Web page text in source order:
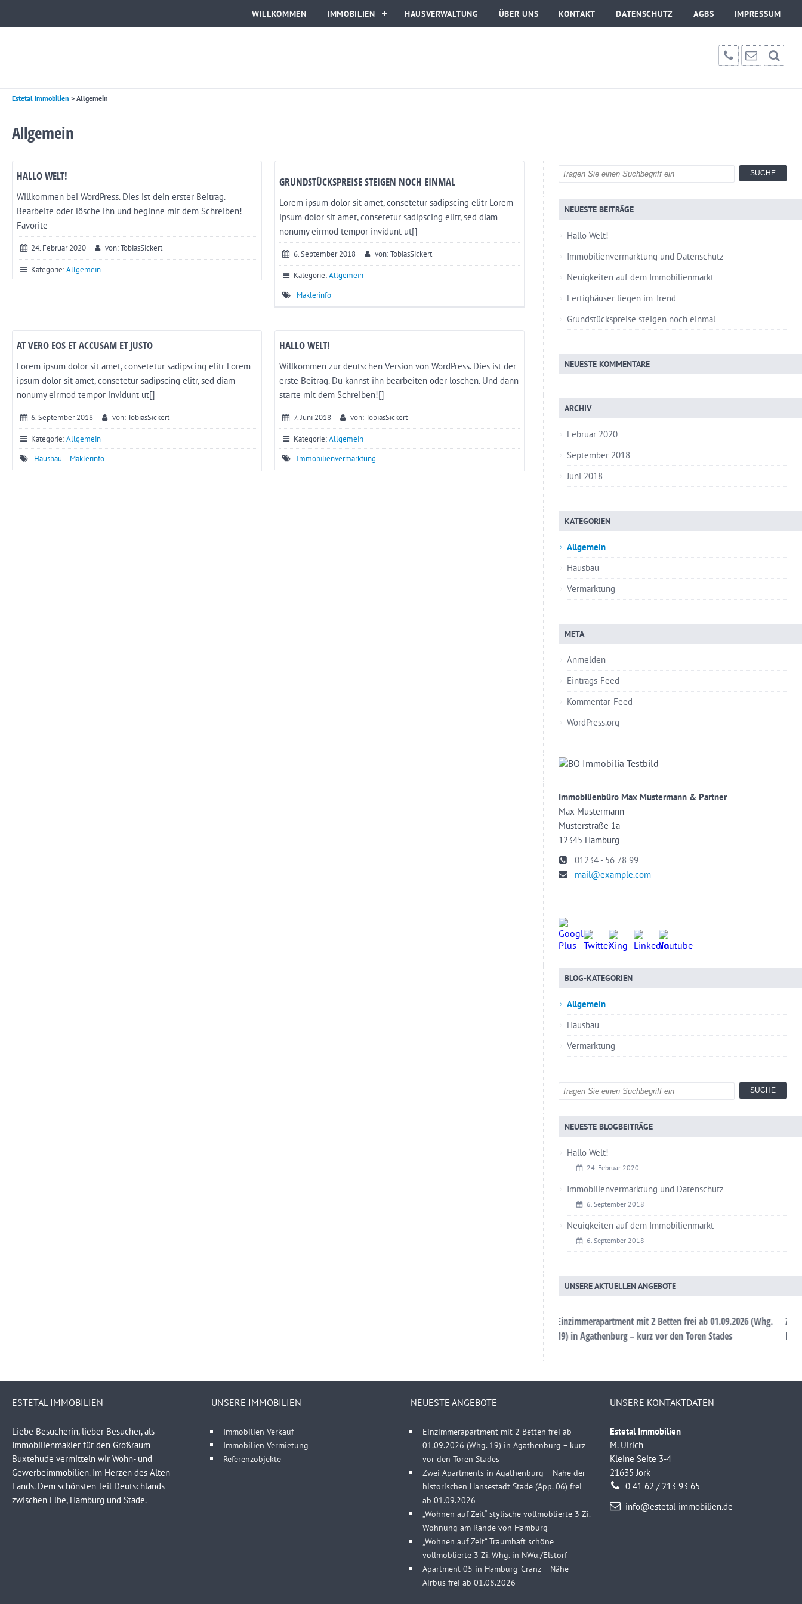
WILLKOMMEN IMMOBILIEN HAUSVERWALTUNG ÜBER UNS KONTAKT DATENSCHUTZ AGBS IMPRESSUM
Estetal Immobilien > Allgemein
Allgemein
HALLO WELT!
Willkommen bei WordPress. Dies ist dein erster Beitrag.
Bearbeite oder lösche ihn und beginne mit dem Schreiben!
Favorite
24. Februar 2020 von: TobiasSickert
Kategorie:Allgemein
GRUNDSTÜCKSPREISE STEIGEN NOCH EINMAL
Lorem ipsum dolor sit amet, consetetur sadipscing elitr Lorem
ipsum dolor sit amet, consetetur sadipscing elitr, sed diam
nonumy eirmod tempor invidunt ut[]
6. September 2018 von: TobiasSickert
Kategorie:Allgemein
Maklerinfo
AT VERO EOS ET ACCUSAM ET JUSTO
Lorem ipsum dolor sit amet, consetetur sadipscing elitr Lorem
ipsum dolor sit amet, consetetur sadipscing elitr, sed diam
nonumy eirmod tempor invidunt ut[]
6. September 2018 von: TobiasSickert
Kategorie:Allgemein
Hausbau
Maklerinfo
HALLO WELT!
Willkommen zur deutschen Version von WordPress. Dies ist der
erste Beitrag. Du kannst ihn bearbeiten oder löschen. Und dann
starte mit dem Schreiben![]
7. Juni 2018 von: TobiasSickert
Kategorie:Allgemein
Immobilienvermarktung
NEUESTE BEITRÄGE
Hallo Welt!
Immobilienvermarktung und Datenschutz
Neuigkeiten auf dem Immobilienmarkt
Fertighäuser liegen im Trend
Grundstückspreise steigen noch einmal
NEUESTE KOMMENTARE
ARCHIV
Februar 2020
September 2018
Juni 2018
KATEGORIEN
Allgemein
Hausbau
Vermarktung
META
Anmelden
Eintrags-Feed
Kommentar-Feed
WordPress.org
Immobilienbüro Max Mustermann & Partner
Max Mustermann
Musterstraße 1a
12345 Hamburg
01234 - 56 78 99
mail@example.com
BLOG-KATEGORIEN
Allgemein
Hausbau
Vermarktung
NEUESTE BLOGBEITRÄGE
Hallo Welt!
24. Februar 2020
Immobilienvermarktung und Datenschutz
6. September 2018
Neuigkeiten auf dem Immobilienmarkt
6. September 2018
UNSERE AKTUELLEN ANGEBOTE
Einzimmerapartment mit 2 Betten frei ab 01.09.2026 (Whg.
Zwei Apartments in Agathenburg – Nahe der historischen
Hansestadt Stade (App. 06) frei ab 01.09.2026
ESTETAL IMMOBILIEN
Liebe Besucherin, lieber Besucher, als
Immobilienmakler für den Großraum
Buxtehude vermitteln wir Wohn- und
Gewerbeimmobilien. Im Herzen des Alten
Lands. Dem schönsten Teil Deutschlands
zwischen Elbe, Hamburg und Stade.
UNSERE IMMOBILIEN
Immobilien Verkauf
Immobilien Vermietung
Referenzobjekte
NEUESTE ANGEBOTE
Einzimmerapartment mit 2 Betten frei ab
01.09.2026 (Whg. 19) in Agathenburg – kurz
vor den Toren Stades
Zwei Apartments in Agathenburg – Nahe der
historischen Hansestadt Stade (App. 06) frei
ab 01.09.2026
„Wohnen auf Zeit“ stylische vollmöblierte 3 Zi.
Wohnung am Rande von Hamburg
„Wohnen auf Zeit“ Traumhaft schöne
vollmöblierte 3 Zi. Whg. in NWu./Elstorf
Apartment 05 in Hamburg-Cranz – Nähe
Airbus frei ab 01.08.2026
UNSERE KONTAKTDATEN
Estetal Immobilien
M. Ulrich
Kleine Seite 3-4
21635 Jork
0 41 62 / 213 93 65
info@estetal-immobilien.de